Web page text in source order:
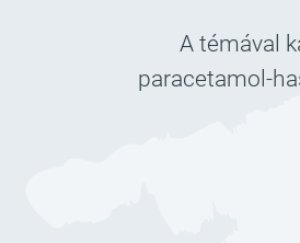
A témával
paracetamol-